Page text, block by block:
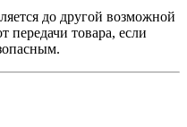
до другой возможной
передачи товара, если